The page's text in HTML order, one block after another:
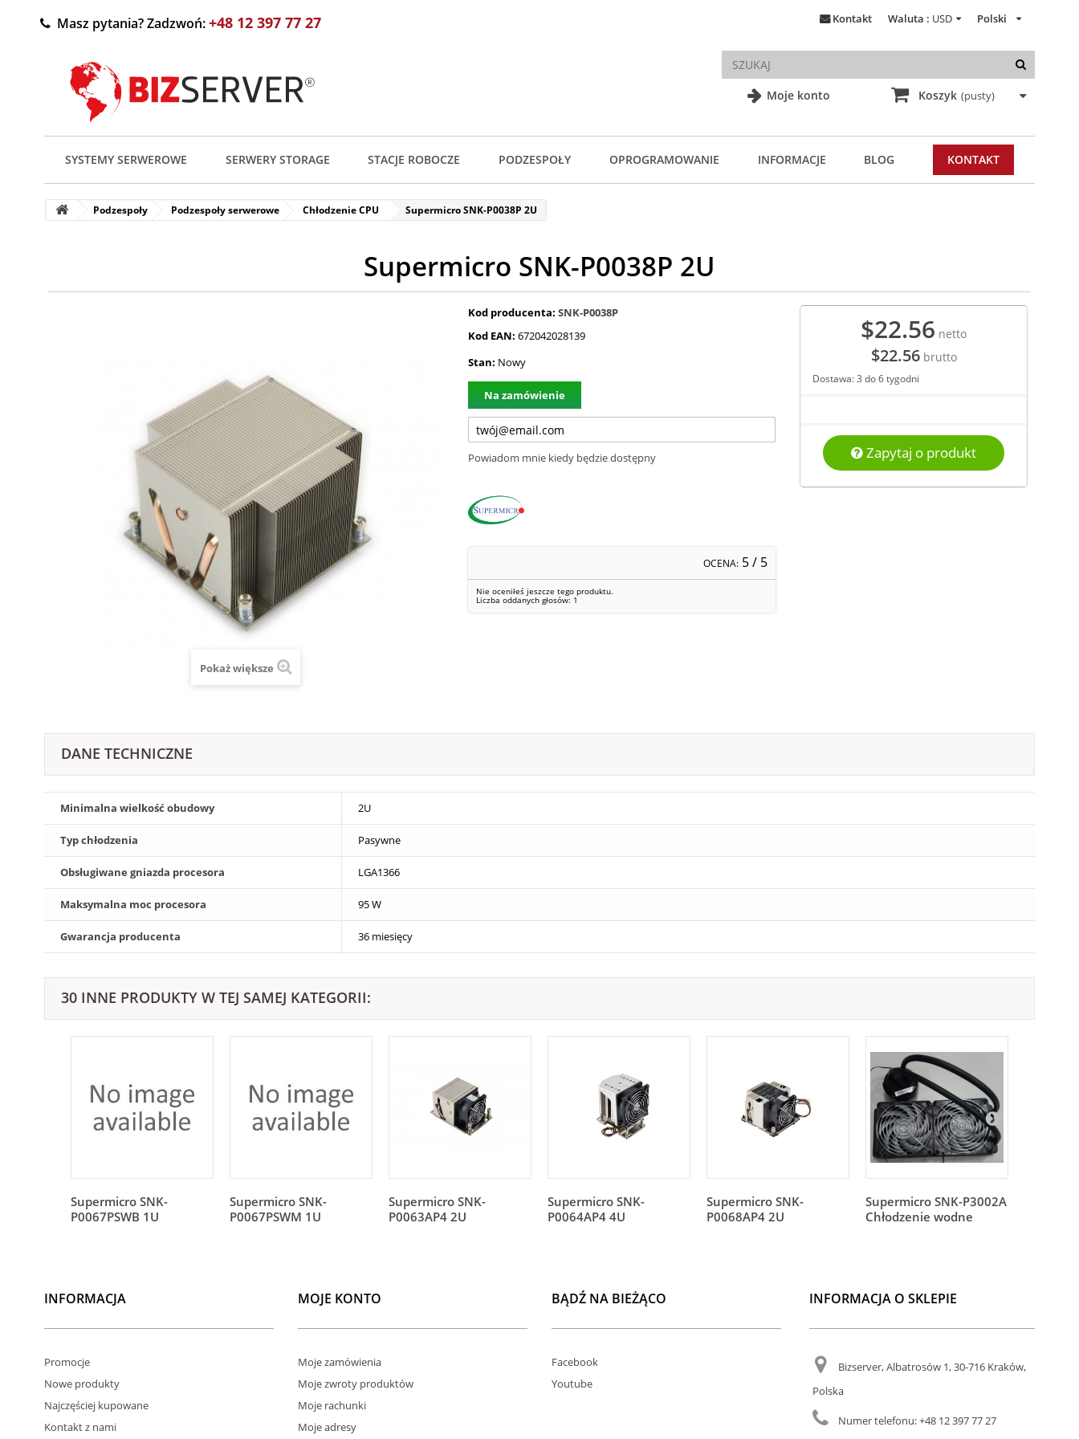
Moje konto
Polski
Waluta : USD
Kontakt
Masz pytania? Zadzwoń:+48 12 397 77 27
Koszyk (pusty)
SYSTEMY SERWEROWE SERWERY STORAGE STACJE ROBOCZE PODZESPOŁY OPROGRAMOWANIE INFORMACJE BLOG KONTAKT
Podzespoły Podzespoły serwerowe Chłodzenie CPU Supermicro SNK-P0038P 2U
Supermicro SNK-P0038P 2U
Pokaż większe
Kod producenta: SNK-P0038P
Kod EAN: 672042028139
Stan: Nowy
Na zamówienie
Powiadom mnie kiedy będzie dostępny
OCENA: 5/ 5
Nie oceniłeś jeszcze tego produktu.
Liczba oddanych głosów: 1
$22.56 netto
$22.56brutto
Dostawa: 3 do 6 tygodni
Zapytaj o produkt
DANE TECHNICZNE
Minimalna wielkość obudowy 2U
Typ chłodzenia Pasywne
Obsługiwane gniazda procesora LGA1366
Maksymalna moc procesora 95 W
Gwarancja producenta 36 miesięcy
30 INNE PRODUKTY W TEJ SAMEJ KATEGORII:
Supermicro SNK-
P0067PSWB 1U
Supermicro SNK-
P0067PSWM 1U
Supermicro SNK-
P0063AP4 2U
Supermicro SNK-
P0064AP4 4U
Supermicro SNK-
P0068AP4 2U
Supermicro SNK-P3002A
Chłodzenie wodne
INFORMACJA
Promocje
Nowe produkty
Najczęściej kupowane
Kontakt z nami
MOJE KONTO
Moje zamówienia
Moje zwroty produktów
Moje rachunki
Moje adresy
BĄDŹ NA BIEŻĄCO
Facebook
Youtube
INFORMACJA O SKLEPIE
Bizserver, Albatrosów 1, 30-716 Kraków,
Polska
Numer telefonu:+48 12 397 77 27